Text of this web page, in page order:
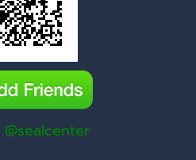
@sealcenter